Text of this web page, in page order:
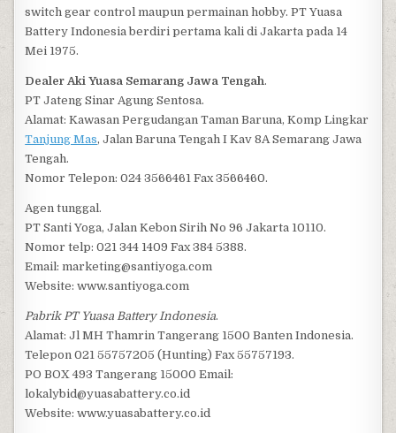
switch gear control maupun permainan hobby. PT Yuasa
Battery Indonesia berdiri pertama kali di Jakarta pada 14
Mei 1975.
Dealer Aki Yuasa Semarang Jawa Tengah.
PT Jateng Sinar Agung Sentosa.
Alamat: Kawasan Pergudangan Taman Baruna, Komp Lingkar
Tanjung Mas, Jalan Baruna Tengah I Kav 8A Semarang Jawa
Tengah.
Nomor Telepon: 024 3566461 Fax 3566460.
Agen tunggal.
PT Santi Yoga, Jalan Kebon Sirih No 96 Jakarta 10110.
Nomor telp: 021 344 1409 Fax 384 5388.
Email: marketing@santiyoga.com
Website: www.santiyoga.com
Pabrik PT Yuasa Battery Indonesia.
Alamat: Jl MH Thamrin Tangerang 1500 Banten Indonesia.
Telepon 021 55757205 (Hunting) Fax 55757193.
PO BOX 493 Tangerang 15000 Email:
lokalybid@yuasabattery.co.id
Website: www.yuasabattery.co.id